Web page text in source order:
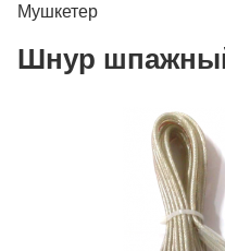
Мушкетер
Шнур